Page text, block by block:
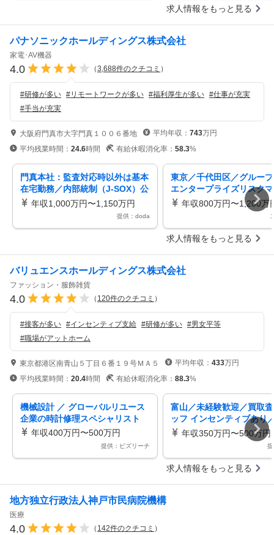
求人情報をもっと見る
パナソニックホールディングス株式会社
家電･AV機器
4.0 （3,688件のクチコミ ）
#研修が多い #リモートワークが多い #福利厚生が多い #仕事が充実
#手当が充実
大阪府門真市大字門真１００６番地 平均年収： 743万円
平均残業時間： 24.6時間 有給休暇消化率： 58.3%
門真本社：監査対応時以外は基本
在宅勤務／内部統制（J-SOX）公
認会計士資格・英語力を活かす
年収1,000万円〜1,150万円
提供：doda
東京／千代田区／グルー
エンタープライズリスク
ント推進 リモート・フレ
年収800万円〜1,200万
求人情報をもっと見る
バリュエンスホールディングス株式会社
ファッション・服飾雑貨
4.0 （ 120件のクチコミ ）
#接客が多い #インセンティブ支給 #研修が多い #男女平等
#職場がアットホーム
東京都港区南青山５丁目６番１９号ＭＡ５ 平均年収： 433万円
平均残業時間： 20.4時間 有給休暇消化率： 88.3%
機械設計 ／ グローバルリユース
企業の時計修理スペシャリスト
年収400万円〜500万円
提供：ビズリーチ
富山／未経験歓迎／買取
ッフ インセンティブあり
が元Jリーガーの成長企業
年収350万円〜500万円
求人情報をもっと見る
地方独立行政法人神戸市民病院機構
医療
4.0 （ 142件のクチコミ ）